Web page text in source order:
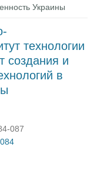
Украины
технологии
создания и
в
087